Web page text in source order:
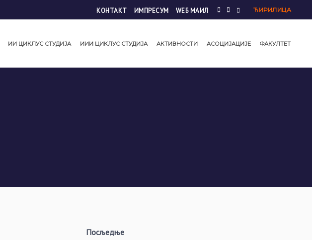
КОНТАКТ ИМПРЕСУМ WЕБ МАИЛ ЋИРИЛИЦА
ИИ ЦИКЛУС СТУДИЈА ИИИ ЦИКЛУС СТУДИЈА АКТИВНОСТИ АСОЦИЈАЦИЈЕ ФАКУЛТЕТ
Посљедње